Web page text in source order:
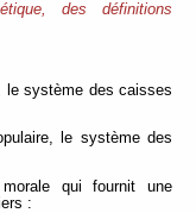
des définitions
le système des caisses
le système des
qui fournit une
: